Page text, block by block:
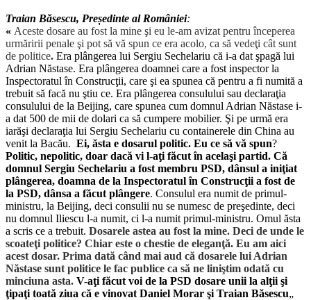
Traian Băsescu, Președinte al României:
« Aceste dosare au fost la mine şi eu le-am avizat pentru începerea
urmăririi penale şi pot să vă spun ce era acolo, ca să vedeţi cât sunt
de politice. Era plângerea lui Sergiu Sechelariu că i-a dat şpagă lui
Adrian Năstase. Era plângerea doamnei care a fost inspector la
Inspectoratul în Construcţii, care şi ea spunea că pentru a fi numită a
trebuit să facă nu ştiu ce. Era plângerea consulului sau declaraţia
consulului de la Beijing, care spunea cum domnul Adrian Năstase i-
a dat 500 de mii de dolari ca să cumpere mobilier. Şi pe urmă era
iarăşi declaraţia lui Sergiu Sechelariu cu containerele din China au
venit la Bacău. Ei, ăsta e dosarul politic. Eu ce să vă spun?
Politic, nepolitic, doar dacă vi l-aţi făcut în acelaşi partid. Că
domnul Sergiu Sechelariu a fost membru PSD, dânsul a iniţiat
plângerea, doamna de la Inspectoratul în Construcţii a fost de
la PSD, dânsa a făcut plângere. Consulul era numit de primul-
ministru, la Beijing, deci consulii nu se numesc de preşedinte, deci
nu domnul Iliescu l-a numit, ci l-a numit primul-ministru. Omul ăsta
a scris ce a trebuit. Dosarele astea au fost la mine. Deci de unde le
scoateţi politice? Chiar este o chestie de eleganţă. Eu am aici
acest dosar. Prima dată când mai aud că dosarele lui Adrian
Năstase sunt politice le fac publice ca să ne liniştim odată cu
minciuna asta. V-aţi făcut voi de la PSD dosare unii la alţii şi
ţipaţi toată ziua că e vinovat Daniel Morar şi Traian Băsescu„